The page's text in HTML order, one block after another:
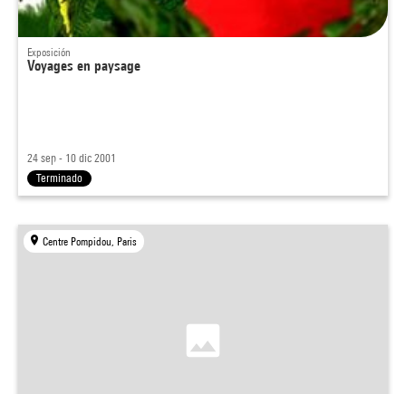
Exposición
Voyages en paysage
24 sep - 10 dic 2001
Terminado
Centre Pompidou, Paris